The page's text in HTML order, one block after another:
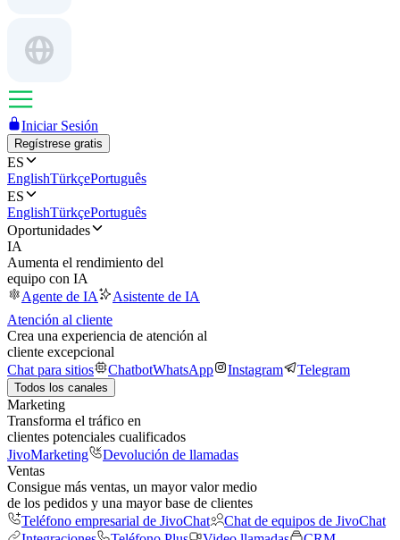
Iniciar Sesión
Regístrese gratis
ES
EnglishTürkçePortuguês
ES
EnglishTürkçePortuguês
Oportunidades
IA
Aumenta el rendimiento del
equipo con IA
Agente de IA
Asistente de IA
Atención al cliente
Crea una experiencia de atención al
cliente excepcional
Chat para sitios
ChatbotWhatsApp Instagram Telegram
Todos los canales
Marketing
Transforma el tráfico en
clientes potenciales cualificados
JivoMarketing
Devolución de llamadas
Ventas
Consigue más ventas, un mayor valor medio
de los pedidos y una mayor base de clientes
Teléfono empresarial de JivoChat
Chat de equipos de JivoChat